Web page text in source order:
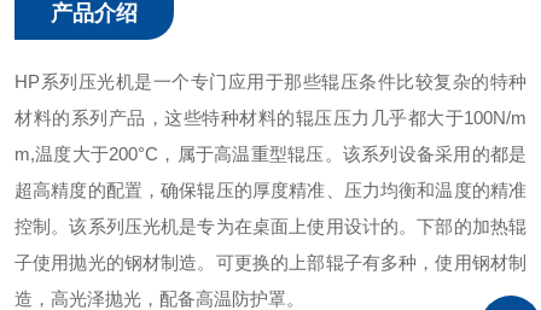
产品介绍
HP系列压光机是一个专门应用于那些辊压条件比较复杂的特种
材料的系列产品，这些特种材料的辊压压力几乎都大于100N/m
m,温度大于200°C，属于高温重型辊压。该系列设备采用的都是
超高精度的配置，确保辊压的厚度精准、压力均衡和温度的精准
控制。该系列压光机是专为在桌面上使用设计的。下部的加热辊
子使用抛光的钢材制造。可更换的上部辊子有多种，使用钢材制
造，高光泽抛光，配备高温防护罩。